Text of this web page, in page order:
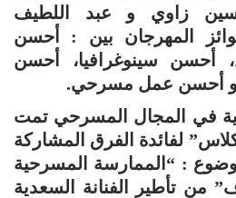
زاوي و عبد اللطيف
المهرجان بين : أحسن
أحسن سينوغرافيا، أحسن
و أحسن عمل مسرحي.
في المجال المسرحي تمت
لفائدة الفرق المشاركة
: “الممارسة المسرحية
من تأطير الفنانة السعدية